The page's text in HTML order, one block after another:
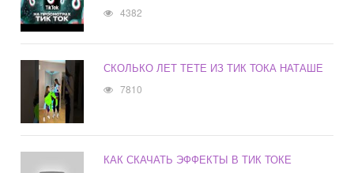
4382
СКОЛЬКО ЛЕТ ТЕТЕ ИЗ ТИК ТОКА НАТАШЕ
7810
КАК СКАЧАТЬ ЭФФЕКТЫ В ТИК ТОКЕ